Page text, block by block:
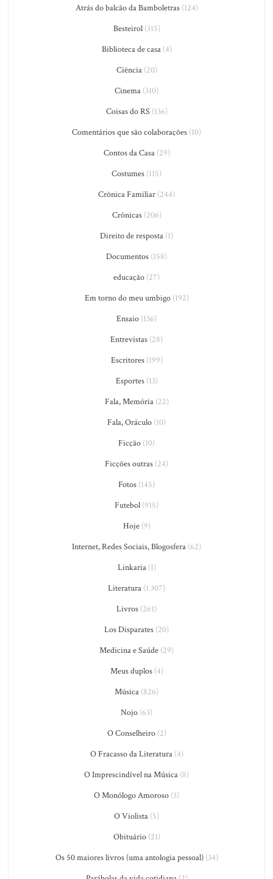
Atrás do balcão da Bamboletras(124)
Besteirol(315)
Biblioteca de casa(4)
Ciência(20)
Cinema (310)
Coisas do RS(136)
Comentários que são colaborações (10)
Contos da Casa(29)
Costumes (115)
Crônica Familiar (244)
Crônicas(206)
Direito de resposta (1)
Documentos (158)
educação (27)
Em torno do meu umbigo(192)
Ensaio (136)
Entrevistas (28)
Escritores(199)
Esportes(13)
Fala, Memória(22)
Fala, Oráculo (10)
Ficção (10)
Ficções outras (24)
Fotos (145)
Futebol (915)
Hoje(9)
Internet, Redes Sociais, Blogosfera (62)
Linkaria(1)
Literatura (1.307)
Livros (261)
Los Disparates (20)
Medicina e Saúde (29)
Meus duplos(4)
Música (826)
Nojo (63)
O Conselheiro(2)
O Fracasso da Literatura(4)
O Imprescindível na Música (8)
O Monólogo Amoroso (3)
O Violista (5)
Obituário(21)
Os 50 maiores livros (uma antologia pessoal)(34)